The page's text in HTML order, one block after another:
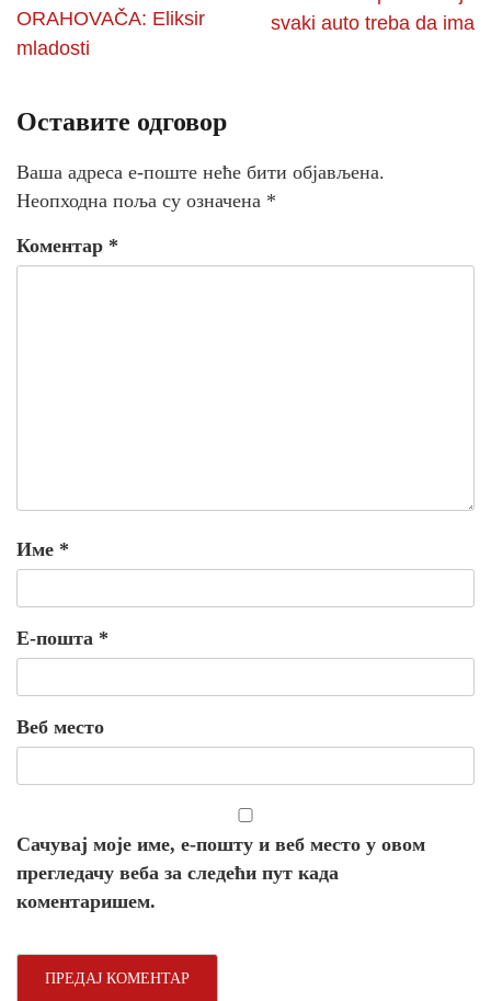
ORAHOVAČA: Eliksir
mladosti
svaki auto treba da ima
Оставите одговор
Ваша адреса е-поште неће бити објављена.
Неопходна поља су означена *
Коментар *
Име *
Е-пошта *
Веб место
Сачувај моје име, е-пошту и веб место у овом
прегледачу веба за следећи пут када
коментаришем.